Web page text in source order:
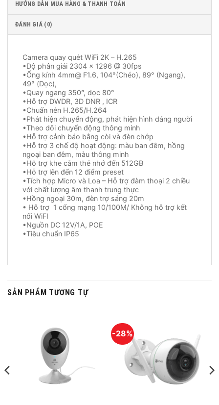
HƯỚNG DẪN MUA HÀNG & THANH TOÁN
ĐÁNH GIÁ (0)
Camera quay quét WiFi 2K – H.265
•Độ phân giải 2304 × 1296 @ 30fps
•Ống kính 4mm@ F1.6, 104°(Chéo), 89° (Ngang),
49° (Dọc),
•Quay ngang 350°, dọc 80°
•Hỗ trợ DWDR, 3D DNR , ICR
•Chuấn nén H.265/H.264
•Phát hiện chuyển động, phát hiện hình dáng người
•Theo dõi chuyển động thông minh
•Hỗ trợ cảnh báo bằng còi và đèn chớp
•Hỗ trợ 3 chế độ hoạt động: màu ban đêm, hồng
ngoại ban đêm, màu thông minh
•Hỗ trợ khe cắm thẻ nhớ đến 512GB
•Hỗ trợ lên đến 12 điểm preset
•Tích hợp Micro và Loa – Hỗ trợ đàm thoại 2 chiều
với chất lượng âm thanh trung thực
•Hồng ngoại 30m, đèn trợ sáng 20m
• Hỗ trợ 1 cổng mạng 10/100M/ Không hỗ trợ kết
nối WiFI
•Nguồn DC 12V/1A, POE
•Tiêu chuẩn IP65
SẢN PHẨM TƯƠNG TỰ
-28%